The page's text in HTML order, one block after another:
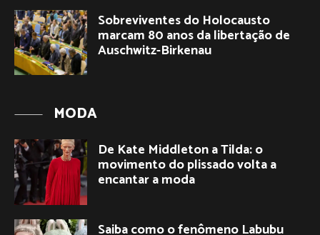
Sobreviventes do Holocausto
marcam 80 anos da libertação de
Auschwitz-Birkenau
MODA
De Kate Middleton a Tilda: o
movimento do plissado volta a
encantar a moda
Saiba como o fenômeno Labubu